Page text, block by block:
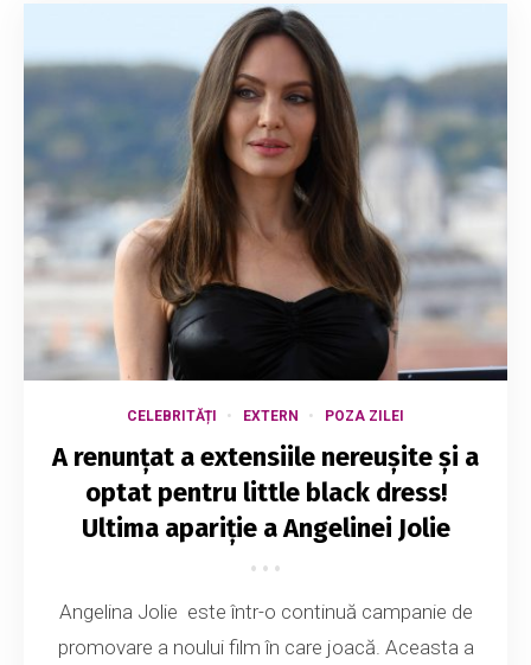
CELEBRITĂȚI EXTERN POZA ZILEI
A renunțat a extensiile nereușite și a
optat pentru little black dress!
Ultima apariție a Angelinei Jolie
Angelina Jolie este într-o continuă campanie de
promovare a noului film în care joacă. Aceasta a